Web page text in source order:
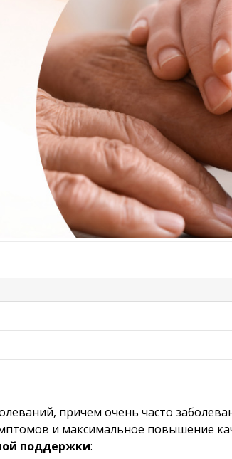
причем очень часто
и максимальное повышение
поддержки: